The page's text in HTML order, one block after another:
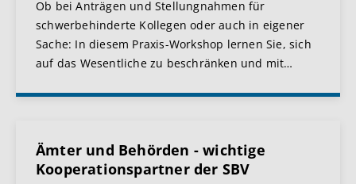
Ob bei Anträgen und Stellungnahmen für
schwerbehinderte Kollegen oder auch in eigener
Sache: In diesem Praxis-Workshop lernen Sie, sich
auf das Wesentliche zu beschränken und mit…
Ämter und Behörden - wichtige
Kooperationspartner der SBV